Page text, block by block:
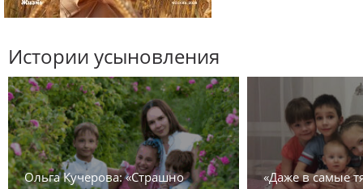
Истории усыновления
Ольга Кучерова: «Страшно
«Даже в самые